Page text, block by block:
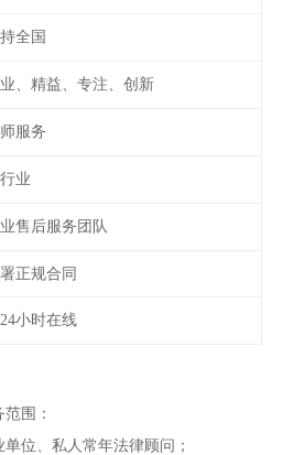
全国
、精益、专注、创新
服务
业
售后服务团队
正规合同
小时在线
围：
位、私人常年法律顾问；